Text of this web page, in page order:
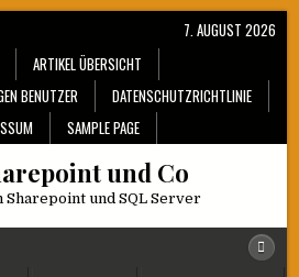
ARTIKEL ÜBERSICHT
BENUTZER
DATENSCHUTZRICHTLINIE
SAMPLE PAGE
7. AUGUST 2026
und Co
Sharepoint und SQL Server